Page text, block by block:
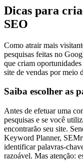
Dicas para
SEO
Como atrair mais
pesquisas feitas no
que criam
site de vendas por meio
Saiba escolher as
Antes de efetuar uma
pesquisas e se você
encontrarão seu site.
Keyword Planner,
identificar palavras-
razoável. Mas atenção: